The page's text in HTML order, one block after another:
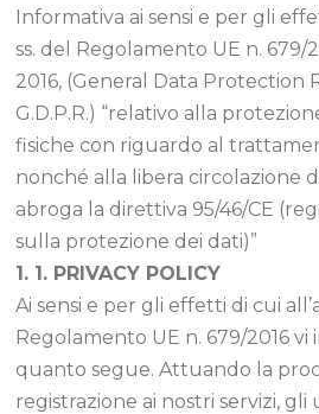
Informativa ai sensi e per gli
ss. del Regolamento UE n. 679/
2016, (General Data Protection
G.D.P.R.) “relativo alla
fisiche con riguardo al
nonché alla libera circolazione
abroga la direttiva 95/46/CE
sulla protezione dei dati)”
1. 1. PRIVACY POLICY
Ai sensi e per gli effetti di cui
Regolamento UE n. 679/2016 vi
quanto segue. Attuando la
registrazione ai nostri servizi,